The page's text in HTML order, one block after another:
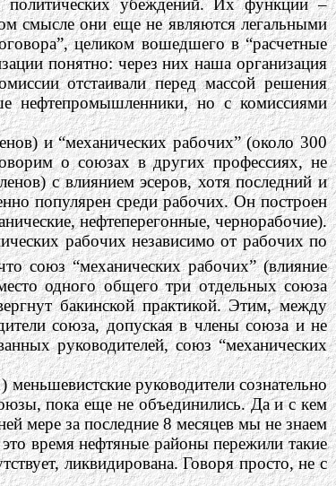
политических убеждений. Их функции –
смысле они еще не являются легальными
целиком вошедшего в “расчетные
понятно: через них наша организация
отстаивали перед массой решения
нефтепромышленники, но с комиссиями
и “механических рабочих” (около 300
о союзах в других профессиях, не
с влиянием эсеров, хотя последний и
популярен среди рабочих. Он построен
нефтеперегонные, чернорабочие).
рабочих независимо от рабочих по
союз “механических рабочих” (влияние
одного общего три отдельных союза
бакинской практикой. Этим, между
союза, допуская в члены союза и не
руководителей, союз “механических
руководители сознательно
пока еще не объединились. Да и с кем
мере за последние 8 месяцев мы не знаем
время нефтяные районы пережили такие
ликвидирована. Говоря просто, не с